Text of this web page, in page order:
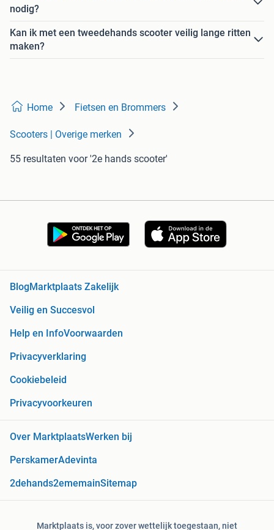
nodig?
Kan ik met een tweedehands scooter veilig lange ritten
maken?
Home Fietsen en Brommers
Scooters | Overige merken
55 resultaten voor '2e hands scooter'
Blog Marktplaats Zakelijk
Veilig en Succesvol
Help en InfoVoorwaarden
Privacyverklaring
Cookiebeleid
Privacyvoorkeuren
Over MarktplaatsWerken bij
PerskamerAdevinta
2dehands2ememainSitemap
Marktplaats is, voor zover wettelijk toegestaan, niet